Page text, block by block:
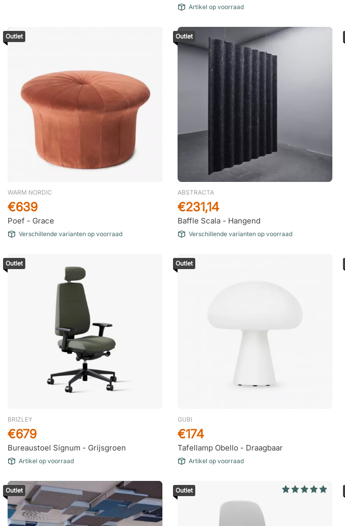
Artikel op voorraad
Outlet
WARM NORDIC
Poef - Grace
€639
Verschillende varianten op voorraad
Outlet
ABSTRACTA
Baffle Scala - Hangend
€231,14
Verschillende varianten op voorraad
Outlet
BRIZLEY
Bureaustoel Signum - Grijsgroen
€679
Artikel op voorraad
Outlet
GUBI
Tafellamp Obello - Draagbaar
€174
Artikel op voorraad
Outlet Outlet